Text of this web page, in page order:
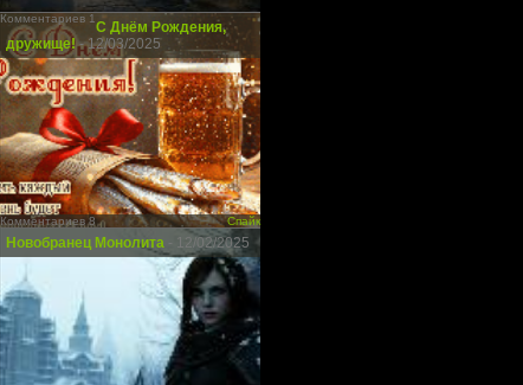
Комментариев 1
С Днём Рождения,
дружище!- 12/03/2025
Комментариев 8 Спайк
Новобранец Монолита - 12/02/2025